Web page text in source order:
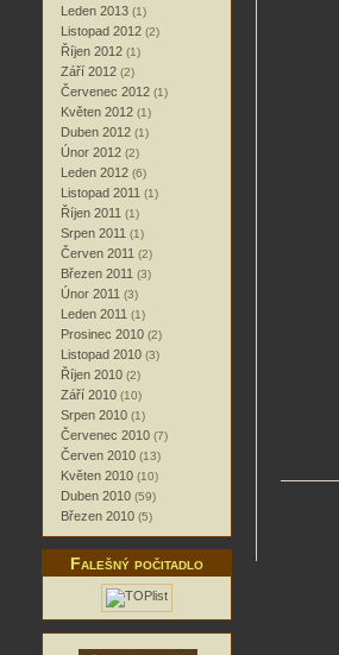
Leden 2013 (1)
Listopad 2012 (2)
Říjen 2012 (1)
Září 2012 (2)
Červenec 2012 (1)
Květen 2012 (1)
Duben 2012 (1)
Únor 2012 (2)
Leden 2012 (6)
Listopad 2011 (1)
Říjen 2011 (1)
Srpen 2011 (1)
Červen 2011 (2)
Březen 2011 (3)
Únor 2011 (3)
Leden 2011 (1)
Prosinec 2010 (2)
Listopad 2010 (3)
Říjen 2010 (2)
Září 2010 (10)
Srpen 2010 (1)
Červenec 2010 (7)
Červen 2010 (13)
Květen 2010 (10)
Duben 2010 (59)
Březen 2010 (5)
Falešný počitadlo